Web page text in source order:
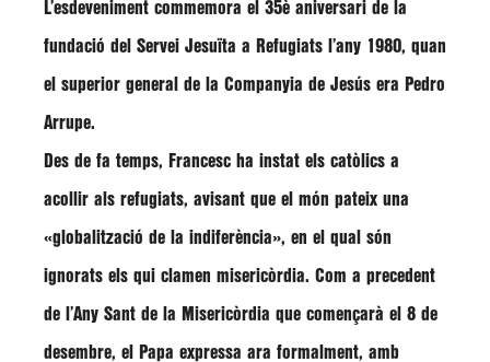
L’esdeveniment commemora el 35è aniversari de la
fundació del Servei Jesuïta a Refugiats l’any 1980, quan
el superior general de la Companyia de Jesús era Pedro
Arrupe.
Des de fa temps, Francesc ha instat els catòlics a
acollir als refugiats, avisant que el món pateix una
«globalització de la indiferència», en el qual són
ignorats els qui clamen misericòrdia. Com a precedent
de l’Any Sant de la Misericòrdia que començarà el 8 de
desembre, el Papa expressa ara formalment, amb